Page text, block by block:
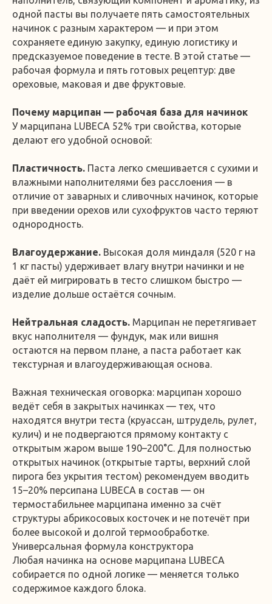
одной пасты вы получаете пять самостоятельных
начинок с разным характером — и при этом
сохраняете единую закупку, единую логистику и
предсказуемое поведение в тесте. В этой статье —
рабочая формула и пять готовых рецептур: две
ореховые, маковая и две фруктовые.
Почему марципан — рабочая база для начинок
У марципана LUBECA 52% три свойства, которые
делают его удобной основой:
Пластичность. Паста легко смешивается с сухими и
влажными наполнителями без расслоения — в
отличие от заварных и сливочных начинок, которые
при введении орехов или сухофруктов часто теряют
однородность.
Влагоудержание. Высокая доля миндаля (520 г на
1 кг пасты) удерживает влагу внутри начинки и не
даёт ей мигрировать в тесто слишком быстро —
изделие дольше остаётся сочным.
Нейтральная сладость. Марципан не перетягивает
вкус наполнителя — фундук, мак или вишня
остаются на первом плане, а паста работает как
текстурная и влагоудерживающая основа.
Важная техническая оговорка: марципан хорошо
ведёт себя в закрытых начинках — тех, что
находятся внутри теста (круассан, штрудель, рулет,
кулич) и не подвергаются прямому контакту с
открытым жаром выше 190–200°C. Для полностью
открытых начинок (открытые тарты, верхний слой
пирога без укрытия тестом) рекомендуем вводить
15–20% персипана LUBECA в состав — он
термостабильнее марципана именно за счёт
структуры абрикосовых косточек и не потечёт при
более высокой и долгой термообработке.
Универсальная формула конструктора
Любая начинка на основе марципана LUBECA
собирается по одной логике — меняется только
содержимое каждого блока.